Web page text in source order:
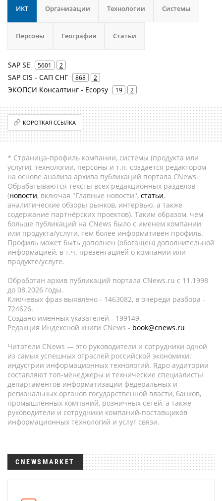
ИКТ Организации Технологии Системы
Персоны География Статьи
SAP SE 5601 2
SAP CIS - САП СНГ 868 2
ЭКОПСИ Консалтинг - Ecopsy 19 2
КОРОТКАЯ ССЫЛКА
* Страница-профиль компании, системы (продукта или
услуги), технологии, персоны и т.п. создается редактором
на основе анализа архива публикаций портала CNews.
Обрабатываются тексты всех редакционных разделов
(новости, включая "Главные новости", статьи,
аналитические обзоры рынков, интервью, а также
содержание партнёрских проектов). Таким образом, чем
больше публикаций на CNews было с именем компании
или продукта/услуги, тем более информативен профиль.
Профиль может быть дополнен (обогащен) дополнительной
информацией, в т.ч. презентацией о компании или
продукте/услуге.
Обработан архив публикаций портала CNews.ru c 11.1998
до 08.2026 годы.
Ключевых фраз выявлено - 1463082, в очереди разбора -
724626.
Создано именных указателей - 199149.
Редакция Индексной книги CNews - book@cnews.ru
Читатели CNews — это руководители и сотрудники одной
из самых успешных отраслей российской экономики:
индустрии информационных технологий. Ядро аудитории
составляют топ-менеджеры и технические специалисты
департаментов информатизации федеральных и
региональных органов государственной власти, банков,
промышленных компаний, розничных сетей, а также
руководители и сотрудники компаний-поставщиков
информационных технологий и услуг связи.
CNEWSMARKET